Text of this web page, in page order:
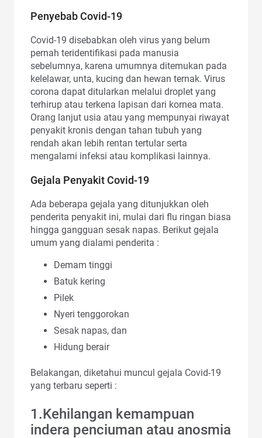
Penyebab Covid-19
Covid-19 disebabkan oleh virus yang belum
pernah teridentifikasi pada manusia
sebelumnya, karena umumnya ditemukan pada
kelelawar, unta, kucing dan hewan ternak. Virus
corona dapat ditularkan melalui droplet yang
terhirup atau terkena lapisan dari kornea mata.
Orang lanjut usia atau yang mempunyai riwayat
penyakit kronis dengan tahan tubuh yang
rendah akan lebih rentan tertular serta
mengalami infeksi atau komplikasi lainnya.
Gejala Penyakit Covid-19
Ada beberapa gejala yang ditunjukkan oleh
penderita penyakit ini, mulai dari flu ringan biasa
hingga gangguan sesak napas. Berikut gejala
umum yang dialami penderita :
Demam tinggi
Batuk kering
Pilek
Nyeri tenggorokan
Sesak napas, dan
Hidung berair
Belakangan, diketahui muncul gejala Covid-19
yang terbaru seperti :
1.Kehilangan kemampuan
indera penciuman atau anosmia